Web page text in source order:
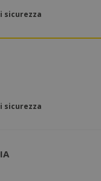
sicurezza
sicurezza